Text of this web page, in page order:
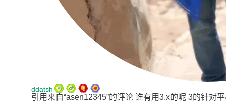
ddatsh
引用来自“asen12345”的评论 谁有用3.x的呢 3的针对